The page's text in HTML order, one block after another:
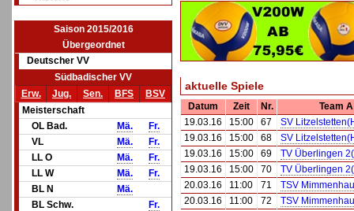
Saison 2015/2016
Übergeordnet
Deutscher VV
Südbadischer VV
Erw.
Jug. Sen. BFS
BSV
Meisterschaft
OL Bad.
Mä.
Fr.
VL
Mä.
Fr.
LL O
Mä.
Fr.
LL W
Mä.
Fr.
BL N
Mä.
BL Schw.
Fr.
aktuelle Spiele
Datum Zeit Nr.
Team A
19.03.16
15:00 67
SV
19.03.16
15:00 68
SV
19.03.16
15:00 69
TV Überlingen
19.03.16
15:00 70
TV Überlingen
20.03.16
11:00 71
TSV
20.03.16
11:00 72 TSV